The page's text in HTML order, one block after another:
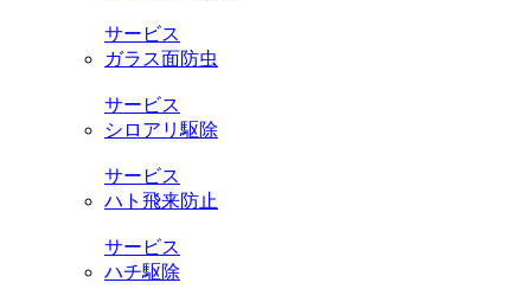
サービス
ガラス面防虫
サービス
シロアリ駆除
サービス
ハト飛来防止
サービス
ハチ駆除